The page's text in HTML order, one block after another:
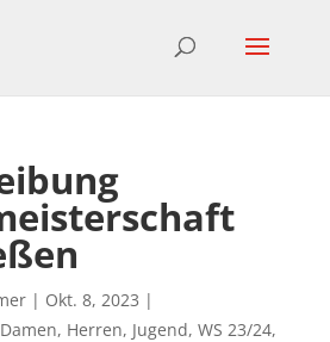
| Okt. 8, 2023 |
Damen, Herren, Jugend, WS 23/24,